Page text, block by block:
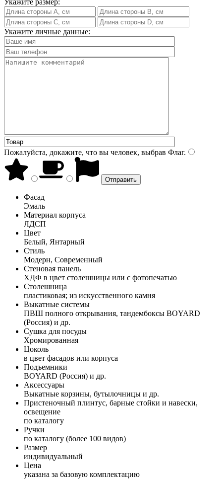
Укажите личные данные:
Пожалуйста, докажите, что вы человек, выбрав Флаг.
Фасад
Эмаль
Материал корпуса
ЛДСП
Цвет
Белый, Янтарный
Стиль
Модерн, Современный
Стеновая панель
ХДФ в цвет столешницы или с фотопечатью
Столешница
пластиковая; из искусственного камня
Выкатные системы
ПВШ полного открывания, тандембоксы BOYARD
(Россия) и др.
Сушка для посуды
Хромированная
Цоколь
в цвет фасадов или корпуса
Подъемники
BOYARD (Россия) и др.
Аксессуары
Выкатные корзины, бутылочницы и др.
Пристеночный плинтус, барные стойки и навески,
освещение
по каталогу
Ручки
по каталогу (более 100 видов)
Размер
индивидуальный
Цена
указана за базовую комплектацию